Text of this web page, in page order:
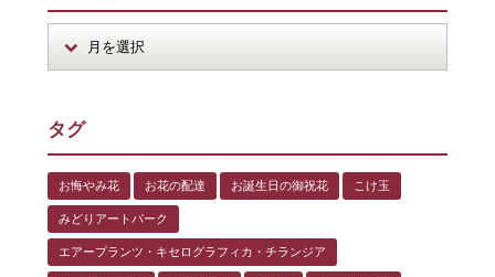
タグ
お悔やみ花 お花の配達 お誕生日の御祝花 こけ玉
みどりアートパーク
エアープランツ・キセログラフィカ・チランジア